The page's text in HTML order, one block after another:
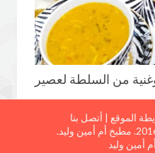
من السلطة لعصير
الموقع | أتصل بنا
مطبخ أم أمين وليد.
أمين وليد